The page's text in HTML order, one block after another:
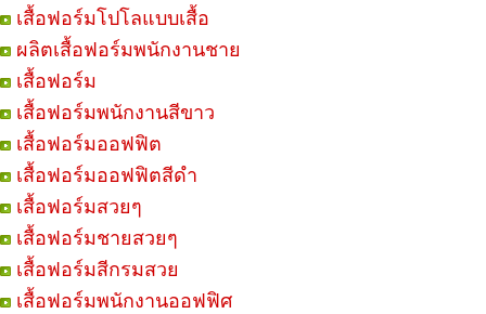
เสื้อฟอร์มโปโลแบบเสื้อ
ผลิตเสื้อฟอร์มพนักงานชาย
เสื้อฟอร์ม
เสื้อฟอร์มพนักงานสีขาว
เสื้อฟอร์มออฟฟิต
เสื้อฟอร์มออฟฟิตสีดำ
เสื้อฟอร์มสวยๆ
เสื้อฟอร์มชายสวยๆ
เสื้อฟอร์มสีกรมสวย
เสื้อฟอร์มพนักงานออฟฟิศ